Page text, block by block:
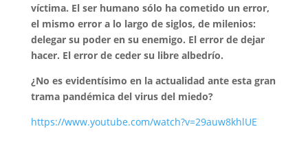
víctima. El ser humano sólo ha cometido un error,
el mismo error a lo largo de siglos, de milenios:
delegar su poder en su enemigo. El error de dejar
hacer. El error de ceder su libre albedrío.
¿No es evidentísimo en la actualidad ante esta gran
trama pandémica del virus del miedo?
https://www.youtube.com/watch?v=29auw8khlUE